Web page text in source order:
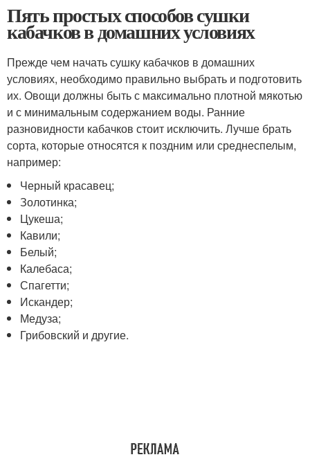
Пять простых способов сушки
кабачков в домашних условиях
Прежде чем начать сушку кабачков в домашних
условиях, необходимо правильно выбрать и подготовить
их. Овощи должны быть с максимально плотной мякотью
и с минимальным содержанием воды. Ранние
разновидности кабачков стоит исключить. Лучше брать
сорта, которые относятся к поздним или среднеспелым,
например:
Черный красавец;
Золотинка;
Цукеша;
Кавили;
Белый;
Калебаса;
Спагетти;
Искандер;
Медуза;
Грибовский и другие.